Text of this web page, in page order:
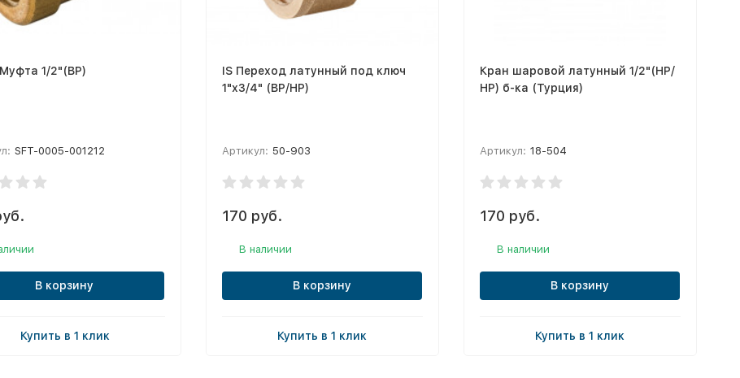
1/2"(ВР)
SFT-0005-001212
В корзину
Купить в 1 клик
IS Переход латунный под ключ
1"х3/4" (ВР/НР)
Артикул: 50-903
170 руб.
В наличии
В корзину
Купить в 1 клик
Кран шаровой латунный 1/2"(НР/
НР) б-ка (Турция)
Артикул: 18-504
170 руб.
В наличии
В корзину
Купить в 1 клик